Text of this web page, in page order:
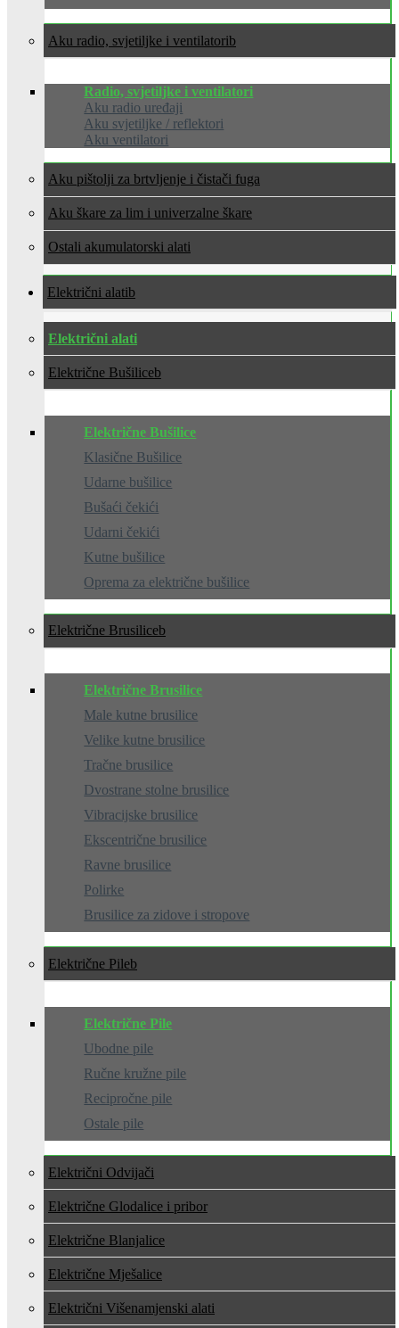
Aku radio, svjetiljke i ventilatori
Radio, svjetiljke i ventilatori
Aku radio uređaji
Aku svjetiljke / reflektori
Aku ventilatori
Aku pištolji za brtvljenje i čistači fuga
Aku škare za lim i univerzalne škare
Ostali akumulatorski alati
Električni alati
Električni alati
Električne Bušilice
Električne Bušilice
Klasične Bušilice
Udarne bušilice
Bušaći čekići
Udarni čekići
Kutne bušilice
Oprema za električne bušilice
Električne Brusilice
Električne Brusilice
Male kutne brusilice
Velike kutne brusilice
Tračne brusilice
Dvostrane stolne brusilice
Vibracijske brusilice
Ekscentrične brusilice
Ravne brusilice
Polirke
Brusilice za zidove i stropove
Električne Pile
Električne Pile
Ubodne pile
Ručne kružne pile
Recipročne pile
Ostale pile
Električni Odvijači
Električne Glodalice i pribor
Električne Blanjalice
Električne Mješalice
Električni Višenamjenski alati